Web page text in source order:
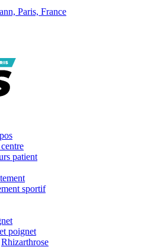
Paris, France
patient
sportif
poignet
Rhizarthrose